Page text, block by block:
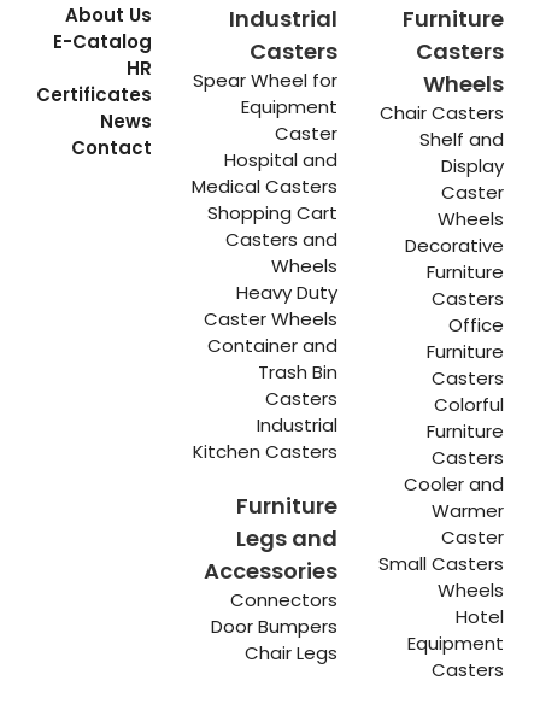
Furniture
Casters
Wheels
Chair Casters
Shelf and
Display
Caster
Wheels
Decorative
Furniture
Casters
Office
Furniture
Casters
Colorful
Furniture
Casters
Cooler and
Warmer
Caster
Small Casters
Wheels
Hotel
Equipment
Casters
Industrial
Casters
Spear Wheel for
Equipment
Caster
Hospital and
Medical Casters
Shopping Cart
Casters and
Wheels
Heavy Duty
Caster Wheels
Container and
Trash Bin
Casters
Industrial
Kitchen Casters
Furniture
Legs and
Accessories
Connectors
Door Bumpers
Chair Legs
About Us
E-Catalog
HR
Certificates
News
Contact